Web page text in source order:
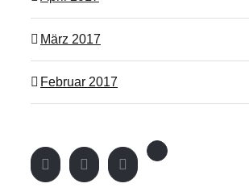
März 2017
Februar 2017